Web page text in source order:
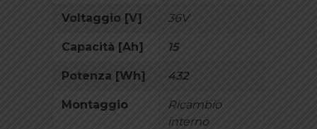
Voltaggio [V] 36V
Capacità [Ah] 15
Potenza [Wh] 432
Montaggio
Ricambio
interno